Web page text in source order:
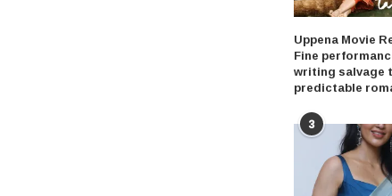
Uppena Movie
Fine
writing salvage
predictable
3